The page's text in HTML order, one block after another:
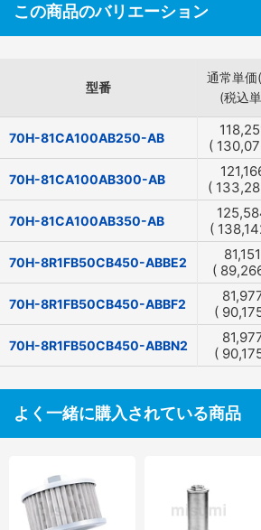
この商品のバリエーション
型番
通常単価
(税込
70H-81CA100AB250-AB
(
70H-81CA100AB300-AB
(
70H-81CA100AB350-AB
(
70H-8R1FB50CB450-ABBE2 81,151
(
70H-8R1FB50CB450-ABBF2
(
70H-8R1FB50CB450-ABBN2
(
よく一緒に購入されている商品